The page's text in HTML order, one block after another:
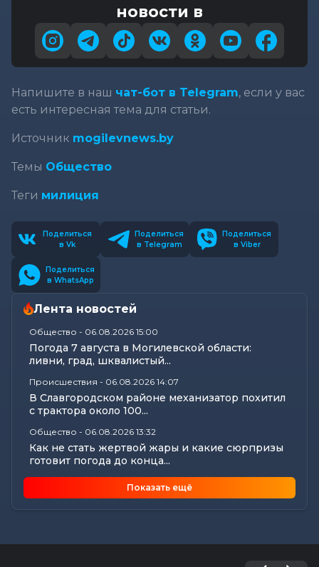
новости в
Напишите в наш чат-бот в Telegram, если у вас
есть интересная тема для статьи.
Источник mogilevnews.by
Темы Общество
Теги милиция
Поделиться
в Vk
Поделиться
в Telegram
Поделиться
в Viber
Поделиться
в WhatsApp
Лента новостей
Общество - 06.08.2026 15:00
Погода 7 августа в Могилевской области:
ливни, град, шквалистый...
Происшествия - 06.08.2026 14:07
В Славгородском районе механизатор похитил
с трактора около 100...
Общество - 06.08.2026 13:32
Как не стать жертвой жары и какие сюрпризы
готовит погода до конца...
Без сильной жары, но с дождями ожидается в
начале следующей недели в...
Почему в летний период возросло число
Показать ещё